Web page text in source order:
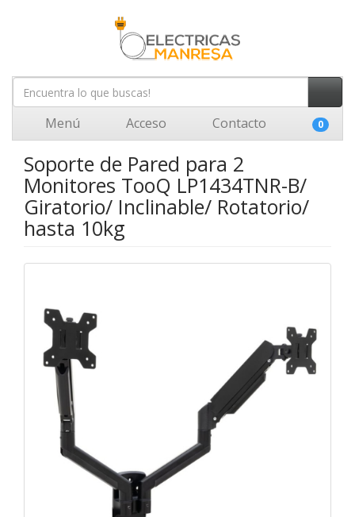
Menú Acceso Contacto 0
Soporte de Pared para 2
Monitores TooQ LP1434TNR-B/
Giratorio/ Inclinable/ Rotatorio/
hasta 10kg